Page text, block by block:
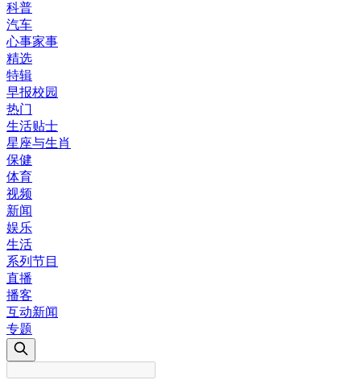
科普
汽车
心事家事
精选
特辑
早报校园
热门
生活贴士
星座与生肖
保健
体育
视频
新闻
娱乐
生活
系列节目
直播
播客
互动新闻
专题